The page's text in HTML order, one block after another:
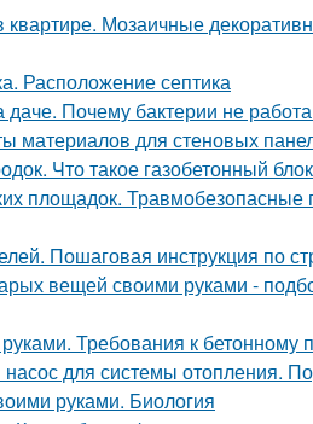
квартире. Мозаичные
Расположение септика
Почему бактерии не
материалов для стеновых
Что такое газобетонный
площадок.
Пошаговая инструкция по
вещей своими руками -
Требования к бетонному
для системы отопления.
руками. Биология